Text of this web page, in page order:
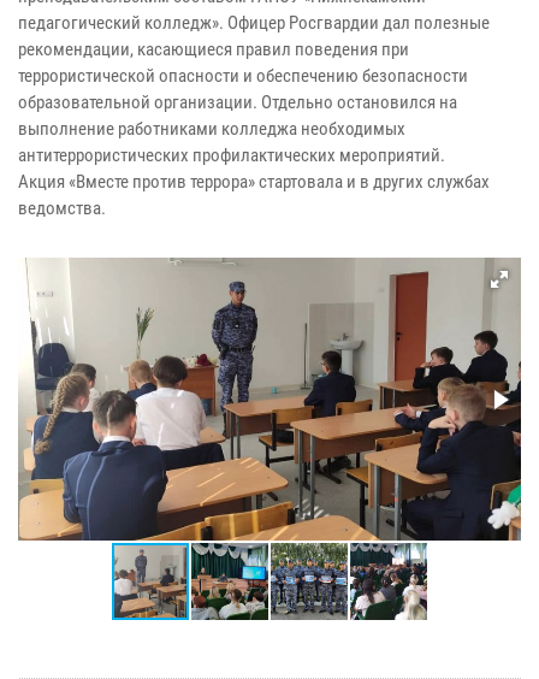
педагогический колледж». Офицер Росгвардии дал полезные
рекомендации, касающиеся правил поведения при
террористической опасности и обеспечению безопасности
образовательной организации. Отдельно остановился на
выполнение работниками колледжа необходимых
антитеррористических профилактических мероприятий.
Акция «Вместе против террора» стартовала и в других службах
ведомства.